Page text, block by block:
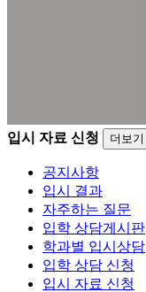
입시 자료 신청 더보기
공지사항
입시 결과
자주하는 질문
입학 상담게시판
학과별 입시상담
입학 상담 신청
입시 자료 신청